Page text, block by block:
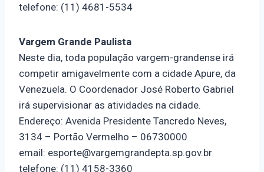
telefone: (11) 4681-5534
Vargem Grande Paulista
Neste dia, toda população vargem-grandense irá
competir amigavelmente com a cidade Apure, da
Venezuela. O Coordenador José Roberto Gabriel
irá supervisionar as atividades na cidade.
Endereço: Avenida Presidente Tancredo Neves,
3134 – Portão Vermelho – 06730000
email: esporte@vargemgrandepta.sp.gov.br
telefone: (11) 4158-3360